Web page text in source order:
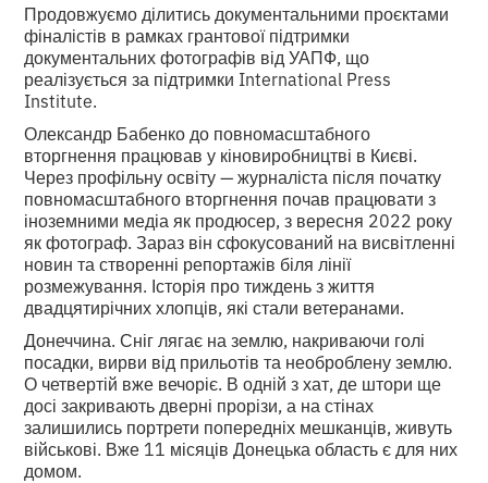
Продовжуємо ділитись документальними проєктами
фіналістів в рамках грантової підтримки
документальних фотографів від УАПФ, що
реалізується за підтримки International Press
Institute.
Олександр Бабенко до повномасштабного
вторгнення працював у кіновиробництві в Києві.
Через профільну освіту — журналіста після початку
повномасштабного вторгнення почав працювати з
іноземними медіа як продюсер, з вересня 2022 року
як фотограф. Зараз він сфокусований на висвітленні
новин та створенні репортажів біля лінії
розмежування. Історія про тиждень з життя
двадцятирічних хлопців, які стали ветеранами.
Донеччина. Сніг лягає на землю, накриваючи голі
посадки, вирви від прильотів та необроблену землю.
О четвертій вже вечоріє. В одній з хат, де штори ще
досі закривають дверні прорізи, а на стінах
залишились портрети попередніх мешканців, живуть
військові. Вже 11 місяців Донецька область є для них
домом.